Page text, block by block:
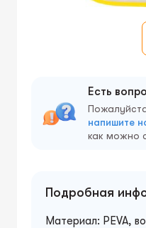
Есть
напишите
как можно
Подробная
Материал: PEVA,